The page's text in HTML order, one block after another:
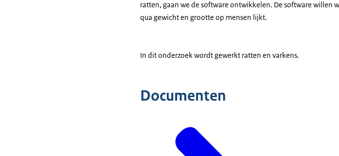
ratten, gaan we de software ontwikkelen. De software willen
qua gewicht en grootte op mensen lijkt.
In dit onderzoek wordt gewerkt ratten en varkens.
Documenten